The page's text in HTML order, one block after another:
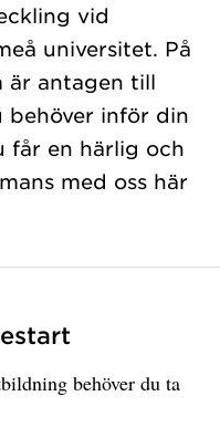
vid
universitet. På
är antagen till
behöver inför din
får en härlig och
med oss här
behöver du ta